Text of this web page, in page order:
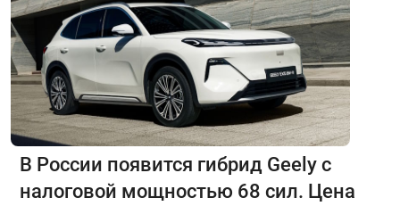
В России появится гибрид Geely с
налоговой мощностью 68 сил. Цена